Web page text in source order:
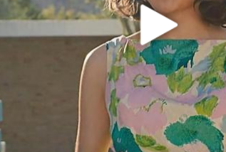
俄黑客称掌握北约直接参与袭俄证据
云南一地过火把节意外灼伤16人
女子被狗舔脚确诊三级暴露 医生回应
泰国校园枪击事件已致8死30余伤
胡彦斌获《歌手2026》歌王